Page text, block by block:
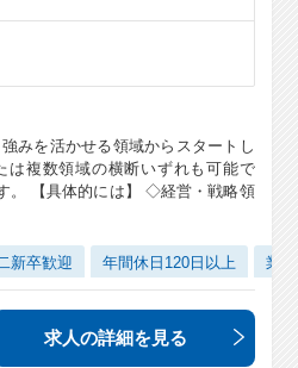
みを活かせる領域からスタートし
は複数領域の横断いずれも可能で
。 【具体的には】 ◇経営・戦略領
新卒歓迎 年間休日120日以上 業
求人の詳細を見る